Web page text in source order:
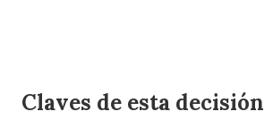
Claves de esta decisión